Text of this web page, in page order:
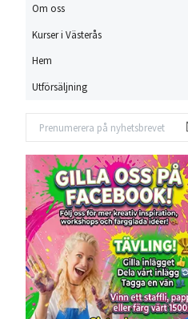
Om oss
Kurser i Västerås
Hem
Utförsäljning